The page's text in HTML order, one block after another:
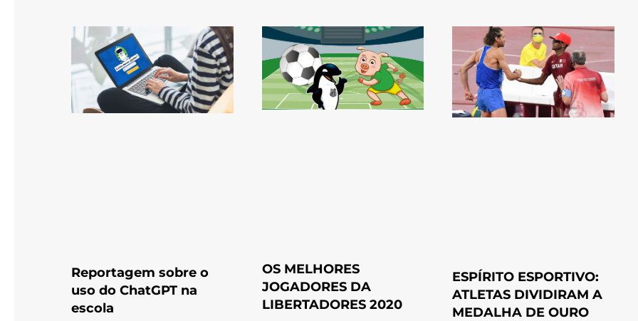
Reportagem sobre o
uso do ChatGPT na
escola
OS MELHORES
JOGADORES DA
LIBERTADORES 2020
ESPÍRITO ESPORTIVO:
ATLETAS DIVIDIRAM A
MEDALHA DE OURO